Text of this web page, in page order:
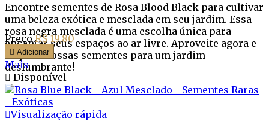
Encontre sementes de Rosa Blood Black para cultivar
uma beleza exótica e mesclada em seu jardim. Essa
rosa negra mesclada é uma escolha única para
encantar seus espaços ao ar livre. Aproveite agora e
adquira nossas sementes para um jardim
deslumbrante!
Preço R$ 19,80
 Adicionar
Mais
 Disponível
Visualização rápida